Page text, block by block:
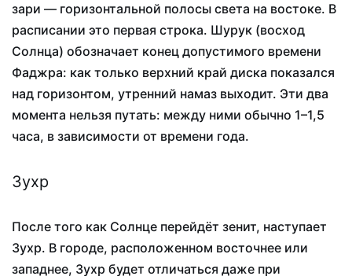
зари — горизонтальной полосы света на востоке. В
расписании это первая строка. Шурук (восход
Солнца) обозначает конец допустимого времени
Фаджра: как только верхний край диска показался
над горизонтом, утренний намаз выходит. Эти два
момента нельзя путать: между ними обычно 1–1,5
часа, в зависимости от времени года.
Зухр
После того как Солнце перейдёт зенит, наступает
Зухр. В городе, расположенном восточнее или
западнее, Зухр будет отличаться даже при